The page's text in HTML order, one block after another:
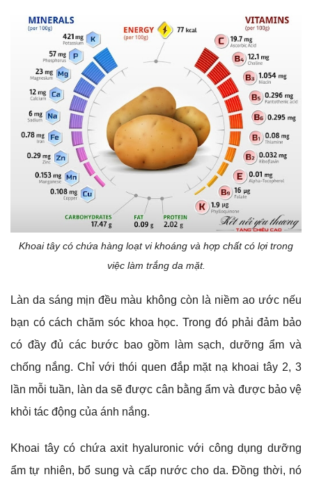
Khoai tây có chứa hàng loạt vi khoáng và hợp chất có lợi trong
việc làm trắng da mặt.
Làn da sáng mịn đều màu không còn là niềm ao ước nếu
bạn có cách chăm sóc khoa học. Trong đó phải đảm bảo
có đầy đủ các bước bao gồm làm sạch, dưỡng ẩm và
chống nắng. Chỉ với thói quen đắp mặt nạ khoai tây 2, 3
lần mỗi tuần, làn da sẽ được cân bằng ẩm và được bảo vệ
khỏi tác động của ánh nắng.
Khoai tây có chứa axit hyaluronic với công dụng dưỡng
ẩm tự nhiên, bổ sung và cấp nước cho da. Đồng thời, nó